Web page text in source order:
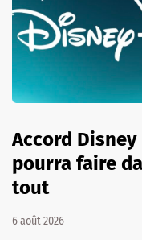
Accord
pourra faire
tout
6 août 2026